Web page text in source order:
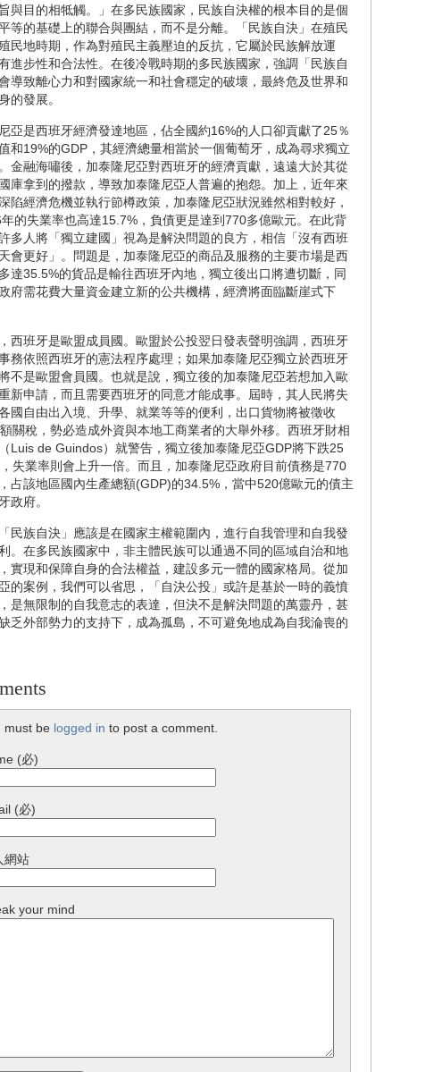
與目的相牴觸。」在多民族國家，民族自決權的根本目的是個
等的基礎上的聯合與團結，而不是分離。「民族自決」在殖民
民地時期，作為對殖民主義壓迫的反抗，它屬於民族解放運
進步性和合法性。在後冷戰時期的多民族國家，強調「民族自
導致離心力和對國家統一和社會穩定的破壞，最終危及世界和
的發展。
亞是西班牙經濟發達地區，佔全國約16%的人口卻貢獻了25％
和19%的GDP，其經濟總量相當於一個葡萄牙，成為尋求獨立
金融海嘯後，加泰隆尼亞對西班牙的經濟貢獻，遠遠大於其從
庫拿到的撥款，導致加泰隆尼亞人普遍的抱怨。加上，近年來
陷經濟危機並執行節樽政策，加泰隆尼亞狀況雖然相對較好，
的失業率也高達15.7%，負債更是達到770多億歐元。在此背
多人將「獨立建國」視為是解決問題的良方，相信「沒有西班
會更好」。問題是，加泰隆尼亞的商品及服務的主要市場是西
達35.5%的貨品是輸往西班牙內地，獨立後出口將遭切斷，同
府需花費大量資金建立新的公共機構，經濟將面臨斷崖式下
西班牙是歐盟成員國。歐盟於公投翌日發表聲明強調，西班牙
務依照西班牙的憲法程序處理；如果加泰隆尼亞獨立於西班牙
不是歐盟會員國。也就是說，獨立後的加泰隆尼亞若想加入歐
新申請，而且需要西班牙的同意才能成事。屆時，其人民將失
國自由出入境、升學、就業等等的便利，出口貨物將被徵收
關稅，勢必造成外資與本地工商業者的大舉外移。西班牙財相
Luis de Guindos）就警告，獨立後加泰隆尼亞GDP將下跌25
失業率則會上升一倍。而且，加泰隆尼亞政府目前債務是770
占該地區國內生產總額(GDP)的34.5%，當中520億歐元的債主
政府。
民族自決」應該是在國家主權範圍內，進行自我管理和自我發
。在多民族國家中，非主體民族可以通過不同的區域自治和地
實現和保障自身的合法權益，建設多元一體的國家格局。從加
的案例，我們可以省思，「自決公投」或許是基於一時的義憤
是無限制的自我意志的表達，但決不是解決問題的萬靈丹，甚
乏外部勢力的支持下，成為孤島，不可避免地成為自我淪喪的
must be logged in to post a comment.
(必)
(必)
網站
your mind